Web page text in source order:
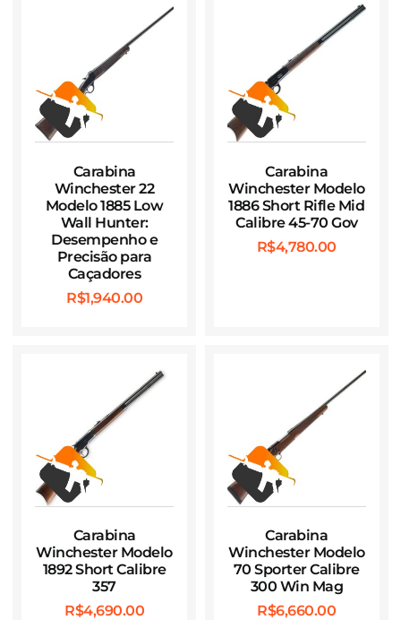
Carabina
Winchester 22
Modelo 1885 Low
Wall Hunter:
Desempenho e
Precisão para
Caçadores
R$1,940.00
Carabina
Winchester Modelo
1886 Short Rifle Mid
Calibre 45-70 Gov
R$4,780.00
Carabina
Winchester Modelo
1892 Short Calibre
357
R$4,690.00
Carabina
Winchester Modelo
70 Sporter Calibre
300 Win Mag
R$6,660.00